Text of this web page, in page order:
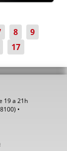
8
9
17
19 a 21h
•